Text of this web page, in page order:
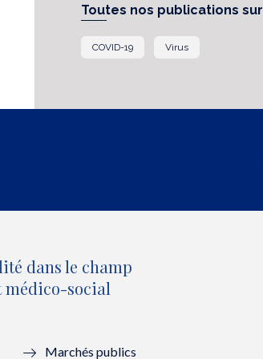
Toutes nos publications sur
COVID-19 Virus
dans le champ
médico-social
Marchés publics